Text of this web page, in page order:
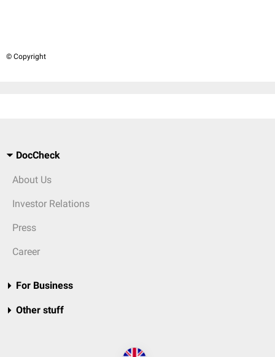
© Copyright
DocCheck
About Us
Investor Relations
Press
Career
For Business
Other stuff